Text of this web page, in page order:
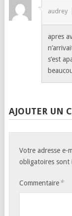
audrey
apres
s’est
AJOUTER UN
Votre adresse e-
obligatoires sont
Commentaire*